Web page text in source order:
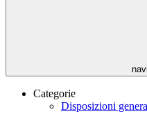
Categorie
Disposizioni